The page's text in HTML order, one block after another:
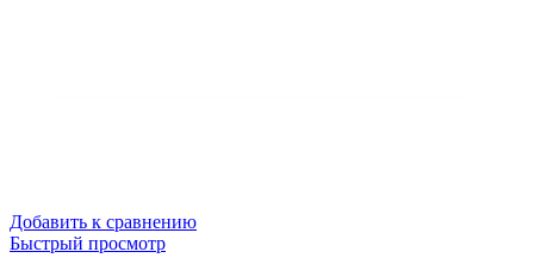
Добавить к сравнению
Быстрый просмотр